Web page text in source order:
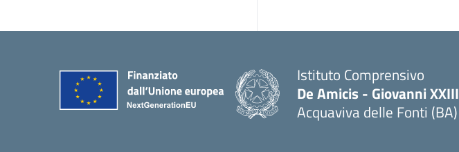
Istituto Comprensivo
De Amicis - Giovanni XXIII
Acquaviva delle Fonti (BA)